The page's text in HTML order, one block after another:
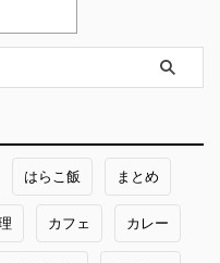
はらこ飯 まとめ
カフェ カレー